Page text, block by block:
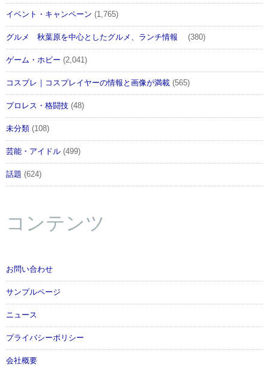
イベント・キャンペーン (1,765)
グルメ 秋葉原を中心としたグルメ、ランチ情報 (380)
ゲーム・ホビー (2,041)
コスプレ｜コスプレイヤーの情報と画像が満載 (565)
プロレス・格闘技 (48)
未分類 (108)
芸能・アイドル (499)
話題 (624)
コンテンツ
お問い合わせ
サンプルページ
ニュース
プライバシーポリシー
会社概要